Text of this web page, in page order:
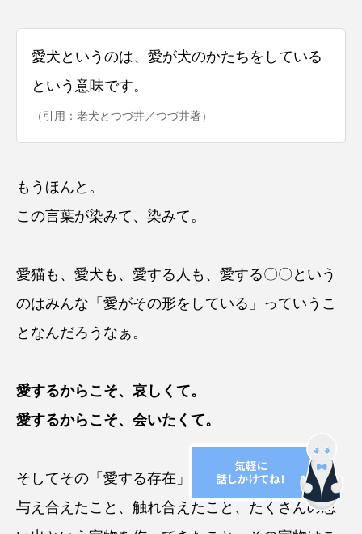
愛犬というのは、愛が犬のかたちをしている
という意味です。
（引用：老犬とつづ井／つづ井著）
もうほんと。
この言葉が染みて、染みて。
愛猫も、愛犬も、愛する人も、愛する〇〇という
のはみんな「愛がその形をしている」っていうこ
となんだろうなぁ。
愛するからこそ、哀しくて。
愛するからこそ、会いたくて。
そしてその「愛する存在」と出会えたこと、愛を
与え合えたこと、触れ合えたこと、たくさんの思